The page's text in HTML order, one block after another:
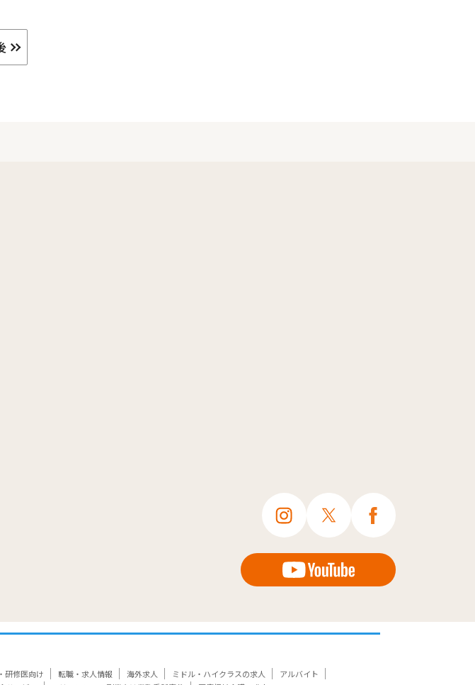
研修医向け 転職・求人情報 海外求人 ミドル・ハイクラスの求人
アルバイト